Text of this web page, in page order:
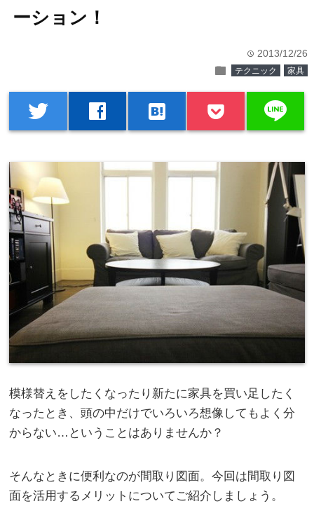
ーション！
time 2013/12/26
folder テクニック 家具
twitter facebook hatenabookmark line
模様替えをしたくなったり新たに家具を買い足したく
なったとき、頭の中だけでいろいろ想像してもよく分
からない…ということはありませんか？
そんなときに便利なのが間取り図面。今回は間取り図
面を活用するメリットについてご紹介しましょう。